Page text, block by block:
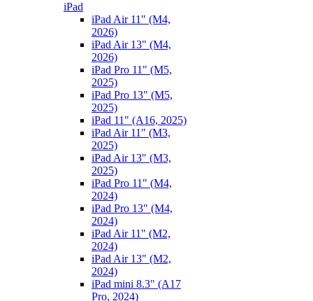
iPad
iPad Air 11" (M4,
2026)
iPad Air 13" (M4,
2026)
iPad Pro 11" (M5,
2025)
iPad Pro 13" (M5,
2025)
iPad 11" (A16, 2025)
iPad Air 11" (M3,
2025)
iPad Air 13" (M3,
2025)
iPad Pro 11" (M4,
2024)
iPad Pro 13" (M4,
2024)
iPad Air 11" (M2,
2024)
iPad Air 13" (M2,
2024)
iPad mini 8.3" (A17
Pro, 2024)